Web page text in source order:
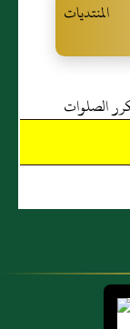
الصلوات